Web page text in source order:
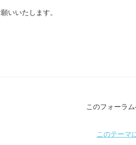
いいたします。
このフォーラ
このテーマ